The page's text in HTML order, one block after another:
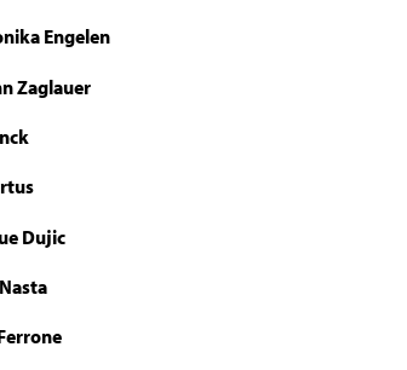
Engelen
Zaglauer
Dujic